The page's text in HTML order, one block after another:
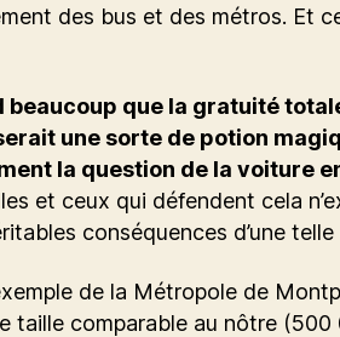
des bus et des métros. Et
beaucoup que la gratuité
une sorte de potion
la question de la voiture
et ceux qui défendent cela
conséquences d’une telle
de la Métropole de
taille comparable au nôtre